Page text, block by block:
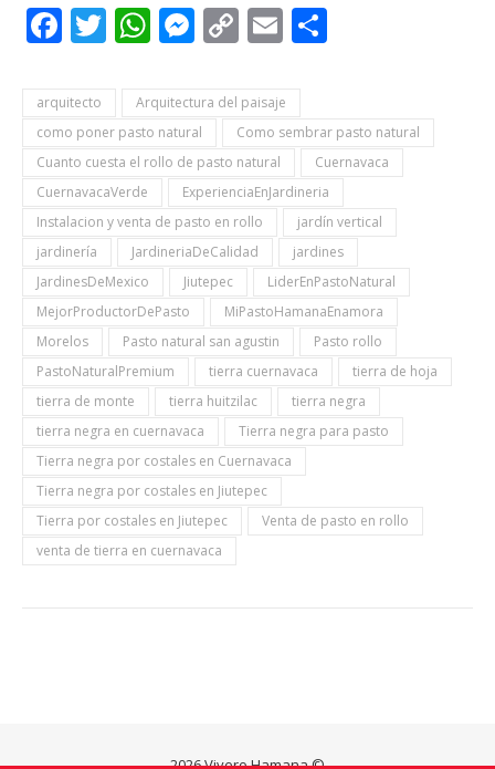
Facebook
Twitter
WhatsApp
Messenger
CopyEmail
arquitecto
Arquitectura del paisaje
como poner pasto natural
Como sembrar pasto natural
Cuanto cuesta el rollo de pasto natural
Cuernavaca
CuernavacaVerde
ExperienciaEnJardineria
Instalacion y venta de pasto en rollo
jardín vertical
jardinería
JardineriaDeCalidad
jardines
JardinesDeMexico
Jiutepec
LiderEnPastoNatural
MejorProductorDePasto
MiPastoHamanaEnamora
Morelos
Pasto natural san agustin
Pasto rollo
PastoNaturalPremium
tierra cuernavaca
tierra de hoja
tierra de monte
tierra huitzilac
tierra negra
tierra negra en cuernavaca
Tierra negra para pasto
Tierra negra por costales en Cuernavaca
Tierra negra por costales en Jiutepec
Tierra por costales en Jiutepec
Venta de pasto en rollo
venta de tierra en cuernavaca
2026 Vivero Hamana ©